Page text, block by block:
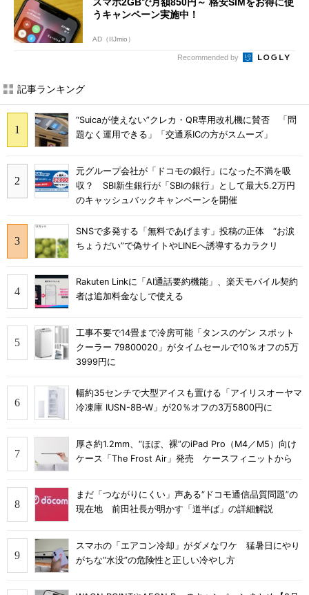
うキャンペーン実施中！
AD（IIJmio）
Recommended by
記事ランキング
“Suicaが使えない”クレカ・QR専用改札機に賛否 「問
題なく運用できる」「交通系ICの方がスムーズ」
元グループ会社が「ドコモの銀行」になった不満を吸
収？ SBI新生銀行が「SBIの銀行」として最大5.2万円
のキャッシュバックキャンペーンを開催
SNSで多発する「無料であげます」投稿の正体 “お涙
ちょうだい”で偽サイトやLINEへ誘導するカラクリ
Rakuten Linkに「AI通話要約機能」、楽天モバイル契約
者は追加料金なしで使える
工事不要で14畳まで冷房可能「タンスのゲン スポット
クーラー 79800020」がタイムセールで10％オフの5万
3999円に
幅約35センチで大型アイスも置ける「アイリスオーヤマ
冷凍庫 IUSN-8B-W」が20％オフの3万5800円に
厚さ約1.2mm、“ほぼ、裸”のiPad Pro（M4／M5）向け
ケース「The Frost Air」発売 ケースフィニットから
まだ「つながりにくい」声ある“ドコモ通信品質問題”の
現在地 前田社長が明かす「道半ば」の詳細解説
スマホの「エアコン冷却」がダメなワケ 猛暑日にやり
がちな“水没”の危険性と正しい冷やし方